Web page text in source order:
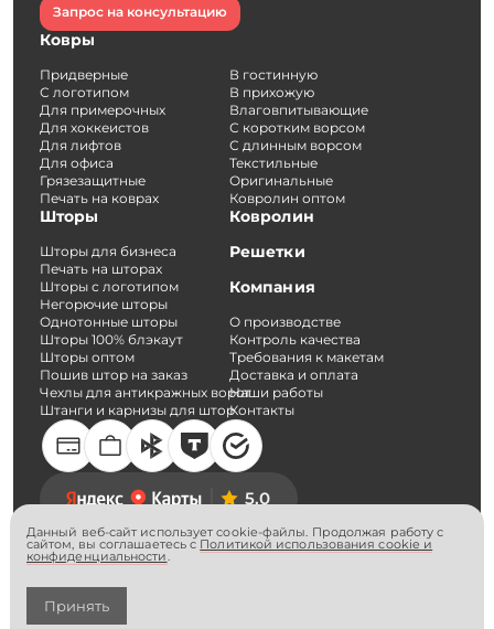
Запрос на консультацию
Ковры
Придверные
С логотипом
Для примерочных
Для хоккеистов
Для лифтов
Для офиса
Грязезащитные
Печать на коврах
В гостинную
В прихожую
Влаговпитывающие
С коротким ворсом
С длинным ворсом
Текстильные
Оригинальные
Ковролин оптом
Шторы
Шторы для бизнеса
Печать на шторах
Шторы с логотипом
Негорючие шторы
Однотонные шторы
Шторы 100% блэкаут
Шторы оптом
Пошив штор на заказ
Чехлы для антикражных ворот
Штанги и карнизы для штор
Ковролин
Решетки
Компания
О производстве
Контроль качества
Требования к макетам
Доставка и оплата
Наши работы
Контакты
5.0
© Вельвет-Про. 2026
ИП Никитин А.С.
Политика конфиденциальности
Данный веб-сайт использует cookie-файлы. Продолжая работу с
сайтом, вы соглашаетесь с Политикой использования cookie и
конфиденциальности.
Принять